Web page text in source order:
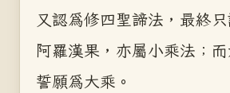
又認為修四聖諦法，最終
阿羅漢果，亦屬小乘法；
誓願為大乘。